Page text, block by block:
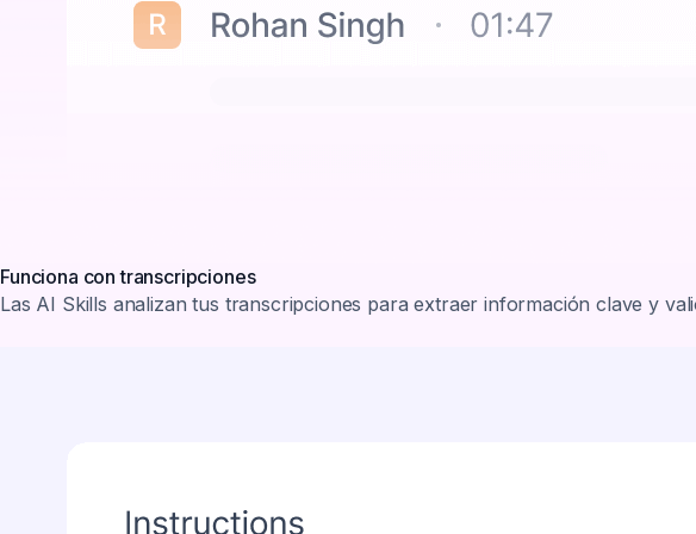
Funciona con transcripciones
Las AI Skills analizan tus transcripciones para extraer información clave y